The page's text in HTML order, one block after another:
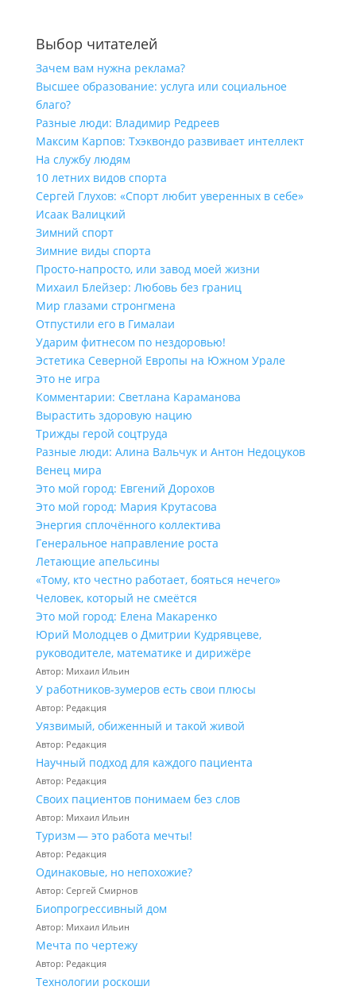
Выбор читателей
Зачем вам нужна реклама?
Высшее образование: услуга или социальное
благо?
Разные люди: Владимир Редреев
Максим Карпов: Тхэквондо развивает интеллект
На службу людям
10 летних видов спорта
Сергей Глухов: «Спорт любит уверенных в себе»
Исаак Валицкий
Зимний спорт
Зимние виды спорта
Просто-напросто, или завод моей жизни
Михаил Блейзер: Любовь без границ
Мир глазами стронгмена
Отпустили его в Гималаи
Ударим фитнесом по нездоровью!
Эстетика Северной Европы на Южном Урале
Это не игра
Комментарии: Светлана Караманова
Вырастить здоровую нацию
Трижды герой соцтруда
Разные люди: Алина Вальчук и Антон Недоцуков
Венец мира
Это мой город: Евгений Дорохов
Это мой город: Мария Крутасова
Энергия сплочённого коллектива
Генеральное направление роста
Летающие апельсины
«Тому, кто честно работает, бояться нечего»
Человек, который не смеётся
Это мой город: Елена Макаренко
Юрий Молодцев о Дмитрии Кудрявцеве,
руководителе, математике и дирижёре
Автор: Михаил Ильин
У работников‑зумеров есть свои плюсы
Автор: Редакция
Уязвимый, обиженный и такой живой
Автор: Редакция
Научный подход для каждого пациента
Автор: Редакция
Своих пациентов понимаем без слов
Автор: Михаил Ильин
Туризм — это работа мечты!
Автор: Редакция
Одинаковые, но непохожие?
Автор: Сергей Смирнов
Биопрогрессивный дом
Автор: Михаил Ильин
Мечта по чертежу
Автор: Редакция
Технологии роскоши